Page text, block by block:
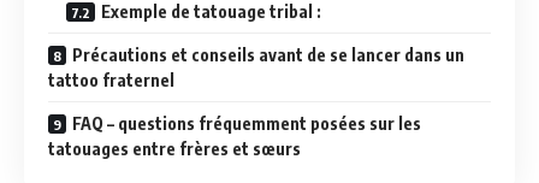
Exemple de tatouage tribal :
Précautions et conseils avant de se lancer dans un
tattoo fraternel
FAQ – questions fréquemment posées sur les
tatouages entre frères et sœurs